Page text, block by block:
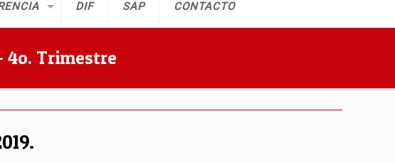
DIF SAP CONTACTO
4o. Trimestre